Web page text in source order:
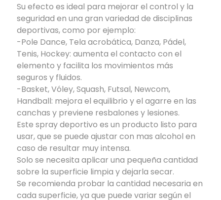
Su efecto es ideal para mejorar el control y la
seguridad en una gran variedad de disciplinas
deportivas, como por ejemplo:
-Pole Dance, Tela acrobática, Danza, Pádel,
Tenis, Hockey: aumenta el contacto con el
elemento y facilita los movimientos más
seguros y fluidos.
-Basket, Vóley, Squash, Futsal, Newcom,
Handball: mejora el equilibrio y el agarre en las
canchas y previene resbalones y lesiones.
Este spray deportivo es un producto listo para
usar, que se puede ajustar con mas alcohol en
caso de resultar muy intensa.
Solo se necesita aplicar una pequeña cantidad
sobre la superficie limpia y dejarla secar.
Se recomienda probar la cantidad necesaria en
cada superficie, ya que puede variar según el